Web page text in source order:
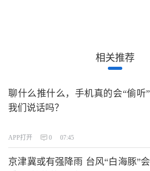
相关推荐
聊什么推什么，手机真的会“偷听”
我们说话吗？
APP打开 0 07:45
京津冀或有强降雨 台风“白海豚”会